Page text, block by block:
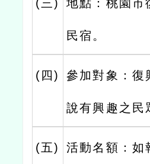
(三) 地點：桃園市
民宿。
(四) 參加對象：復
說有興趣之民
(五) 活動名額：如